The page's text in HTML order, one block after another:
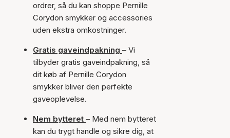
ordrer, så du kan shoppe Pernille
Corydon smykker og accessories
uden ekstra omkostninger.
Gratis gaveindpakning – Vi
tilbyder gratis gaveindpakning, så
dit køb af Pernille Corydon
smykker bliver den perfekte
gaveoplevelse.
Nem bytteret – Med nem bytteret
kan du trygt handle og sikre dig, at